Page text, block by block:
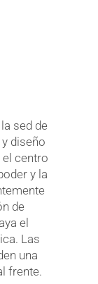
sed de
diseño
centro
y la
de
el
Las
una
frente.